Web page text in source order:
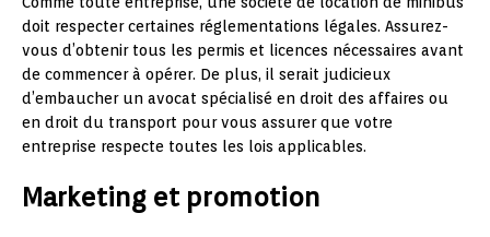
doit respecter certaines réglementations légales. Assurez-
vous d’obtenir tous les permis et licences nécessaires avant
de commencer à opérer. De plus, il serait judicieux
d’embaucher un avocat spécialisé en droit des affaires ou
en droit du transport pour vous assurer que votre
entreprise respecte toutes les lois applicables.
Marketing et promotion